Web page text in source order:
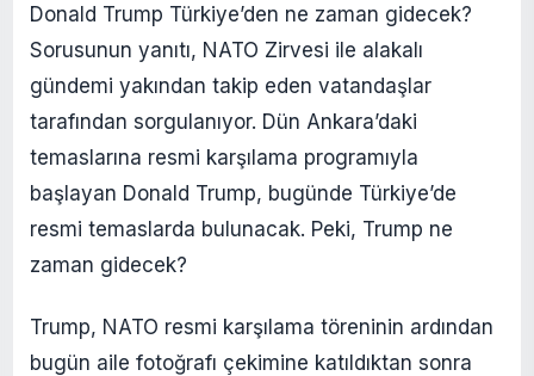
Donald Trump Türkiye’den ne zaman gidecek?
Sorusunun yanıtı, NATO Zirvesi ile alakalı
gündemi yakından takip eden vatandaşlar
tarafından sorgulanıyor. Dün Ankara’daki
temaslarına resmi karşılama programıyla
başlayan Donald Trump, bugünde Türkiye’de
resmi temaslarda bulunacak. Peki, Trump ne
zaman gidecek?
Trump, NATO resmi karşılama töreninin ardından
bugün aile fotoğrafı çekimine katıldıktan sonra